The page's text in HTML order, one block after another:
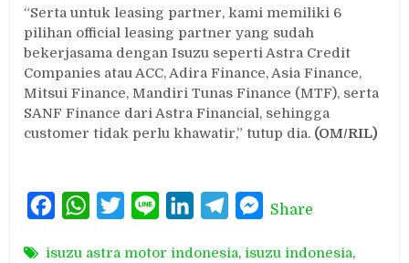
“Serta untuk leasing partner, kami memiliki 6
pilihan official leasing partner yang sudah
bekerjasama dengan Isuzu seperti Astra Credit
Companies atau ACC, Adira Finance, Asia Finance,
Mitsui Finance, Mandiri Tunas Finance (MTF), serta
SANF Finance dari Astra Financial, sehingga
customer tidak perlu khawatir,” tutup dia. (OM/RIL)
FacebookWhatsAppTwitterLine LinkedInTelegramMessenger
Share
isuzu astra motor indonesia, isuzu indonesia,